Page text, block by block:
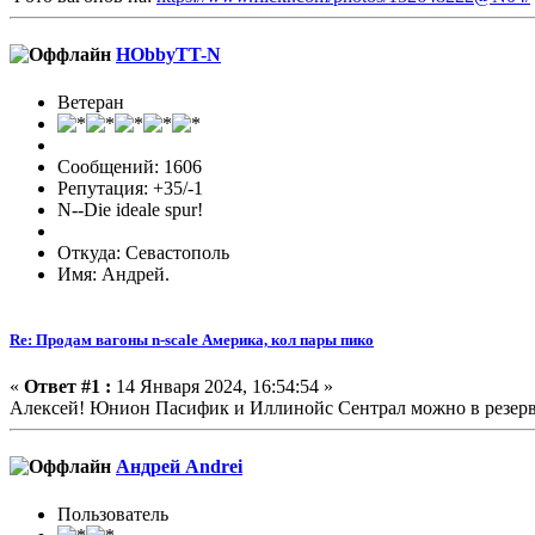
HObbyTT-N
Ветеран
Сообщений: 1606
Репутация: +35/-1
N--Die ideale spur!
Откуда: Севастополь
Имя: Андрей.
Re: Продам вагоны n-scale Америка, кол пары пико
« Ответ #1 : 14 Января 2024, 16:54:54 »
Алексей! Юнион Пасифик и Иллинойс Сентрал можно в
Андрей Andrei
Пользователь